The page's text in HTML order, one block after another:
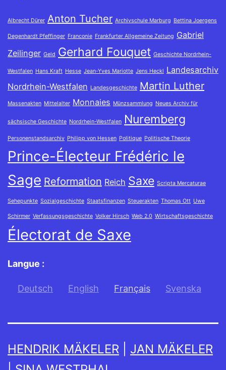
Albrecht Dürer Anton Tucher Archivschule Marburg Bettina Joergens
Degenhardt Pfeffinger Franconie Frankfurter Allgemeine Zeitung Gabriel
Zeilinger Geld Gerhard Fouquet Geschichte Nordrhein-
Westfalen Hans Kraft Hesse Jean-Yves Mariotte Jens Heckl Landesarchiv
Nordrhein-Westfalen Landesgeschichte Martin Luther
Massenakten Mittelalter Monnaies Münzsammlung Neues Archiv für
sächsische Geschichte Nordrhein-Westfalen Nuremberg
Personenstandsarchiv Philipp von Hessen Politique Politische Theorie
Prince-Électeur Frédéric le
Sage Reformation Reich Saxe Scripta Mercaturae
Sehepunkte Sozialgeschichte Staatsfinanzen Steuerakten Thomas Ott Uwe
Schirmer Verfassungsgeschichte Volker Hirsch Web 2.0 Wirtschaftsgeschichte
Électorat de Saxe
Langue :
Deutsch English Français Svenska
HENDRIK MÄKELER
JAN MÄKELER